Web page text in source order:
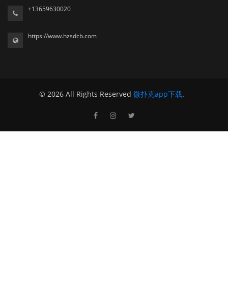
+13659630020
https://www.hzsdcb.com
© 2026 All Rights Reserved 微扑克app下载.